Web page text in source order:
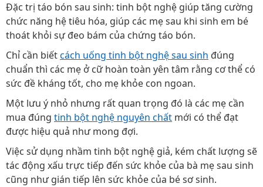
Đặc trị táo bón sau sinh: tinh bột nghệ giúp tăng cường
chức năng hệ tiêu hóa, giúp các mẹ sau khi sinh em bé
thoát khỏi sự đeo bám của chứng táo bón.
Chỉ cần biếtcách uống tinh bột nghệ sau sinh đúng
chuẩn thì các mẹ ở cữ hoàn toàn yên tâm rằng cơ thể có
sức đề kháng tốt, cho mẹ khỏe con ngoan.
Một lưu ý nhỏ nhưng rất quan trọng đó là các mẹ cần
mua đúng tinh bột nghệ nguyên chất mới có thể đạt
được hiệu quả như mong đợi.
Việc sử dụng nhầm tinh bột nghệ giả, kém chất lượng sẽ
tác động xấu trực tiếp đến sức khỏe của bà mẹ sau sinh
cũng như gián tiếp lên sức khỏe của bé sơ sinh.